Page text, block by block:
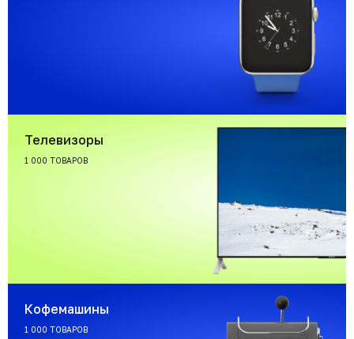
Телевизоры
1 000 ТОВАРОВ
Кофемашины
1 000 ТОВАРОВ